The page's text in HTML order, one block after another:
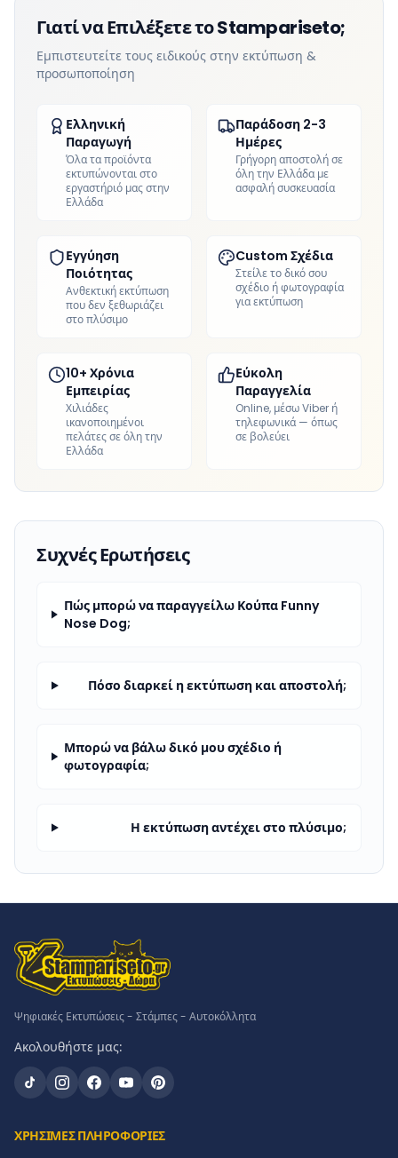
Γιατί να Επιλέξετε το Stampariseto;
Εμπιστευτείτε τους ειδικούς στην εκτύπωση &
προσωποποίηση
Ελληνική
Παραγωγή
Όλα τα προϊόντα
εκτυπώνονται στο
εργαστήριό μας στην
Ελλάδα
Παράδοση 2-3
Ημέρες
Γρήγορη αποστολή σε
όλη την Ελλάδα με
ασφαλή συσκευασία
Εγγύηση
Ποιότητας
Ανθεκτική εκτύπωση
που δεν ξεθωριάζει
στο πλύσιμο
Custom Σχέδια
Στείλε το δικό σου
σχέδιο ή φωτογραφία
για εκτύπωση
10+ Χρόνια
Εμπειρίας
Χιλιάδες
ικανοποιημένοι
πελάτες σε όλη την
Ελλάδα
Εύκολη
Παραγγελία
Online, μέσω Viber ή
τηλεφωνικά — όπως
σε βολεύει
Συχνές Ερωτήσεις
Πώς μπορώ να παραγγείλω Κούπα Funny
Nose Dog;
Πόσο διαρκεί η εκτύπωση και αποστολή;
Μπορώ να βάλω δικό μου σχέδιο ή
φωτογραφία;
Η εκτύπωση αντέχει στο πλύσιμο;
Ψηφιακές Εκτυπώσεις - Στάμπες - Αυτοκόλλητα
Ακολουθήστε μας:
ΧΡΗΣΙΜΕΣ ΠΛΗΡΟΦΟΡΙΕΣ